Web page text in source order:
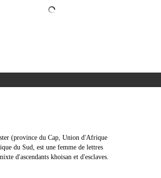
(province du Cap, Union d'Afrique
du Sud, est une femme de lettres
d'ascendants khoisan et d'esclaves.